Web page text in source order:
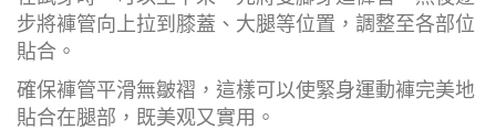
步將褲管向上拉到膝蓋、大腿等位置，調整至各部位
貼合。
確保褲管平滑無皺褶，這樣可以使緊身運動褲完美地
貼合在腿部，既美观又實用。